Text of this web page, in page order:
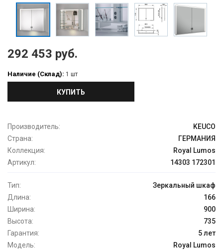
292 453 руб.
Наличие (Склад): 1 шт
КУПИТЬ
Производитель:
KEUCO
Страна:
ГЕРМАНИЯ
Коллекция:
Royal Lumos
Артикул:
14303 172301
Тип:
Зеркальный шкаф
Длина:
166
Ширина:
900
Высота:
735
Гарантия:
5 лет
Модель:
Royal Lumos